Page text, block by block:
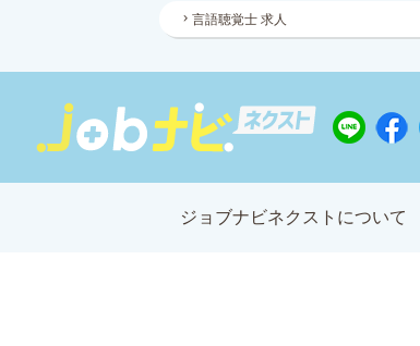
言語聴覚士 求人
ジョブナビネクストについて